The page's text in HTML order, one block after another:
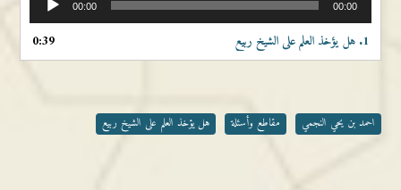
الصوت
00:00 00:00
1. هل يؤخذ العلم على الشيخ ربيع 0:39
احمد بن يحي النجمي مقاطع وأسئلة هل يؤخذ العلم على الشيخ ربيع